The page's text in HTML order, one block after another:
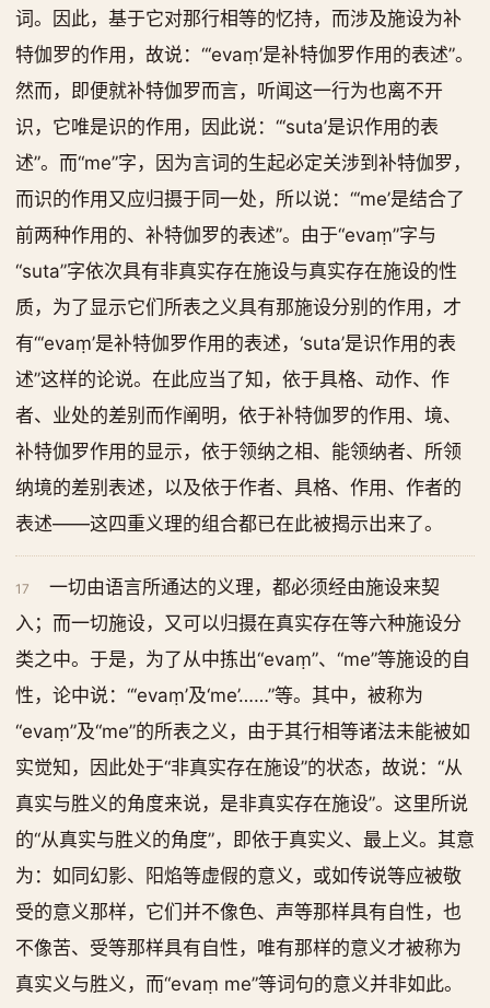
词。因此，基于它对那行相等的忆持，而涉及施设为补
特伽罗的作用，故说：“‘evaṃ’是补特伽罗作用的表述”。
然而，即便就补特伽罗而言，听闻这一行为也离不开
识，它唯是识的作用，因此说：“‘suta’是识作用的表
述”。而“me”字，因为言词的生起必定关涉到补特伽罗，
而识的作用又应归摄于同一处，所以说：“‘me’是结合了
前两种作用的、补特伽罗的表述”。由于“evaṃ”字与
“suta”字依次具有非真实存在施设与真实存在施设的性
质，为了显示它们所表之义具有那施设分别的作用，才
有“‘evaṃ’是补特伽罗作用的表述，‘suta’是识作用的表
述”这样的论说。在此应当了知，依于具格、动作、作
者、业处的差别而作阐明，依于补特伽罗的作用、境、
补特伽罗作用的显示，依于领纳之相、能领纳者、所领
纳境的差别表述，以及依于作者、具格、作用、作者的
表述——这四重义理的组合都已在此被揭示出来了。
17
一切由语言所通达的义理，都必须经由施设来契
入；而一切施设，又可以归摄在真实存在等六种施设分
类之中。于是，为了从中拣出“evaṃ”、“me”等施设的自
性，论中说：“‘evaṃ’及‘me’……”等。其中，被称为
“evaṃ”及“me”的所表之义，由于其行相等诸法未能被如
实觉知，因此处于“非真实存在施设”的状态，故说：“从
真实与胜义的角度来说，是非真实存在施设”。这里所说
的“从真实与胜义的角度”，即依于真实义、最上义。其意
为：如同幻影、阳焰等虚假的意义，或如传说等应被敬
受的意义那样，它们并不像色、声等那样具有自性，也
不像苦、受等那样具有自性，唯有那样的意义才被称为
真实义与胜义，而“evaṃ me”等词句的意义并非如此。